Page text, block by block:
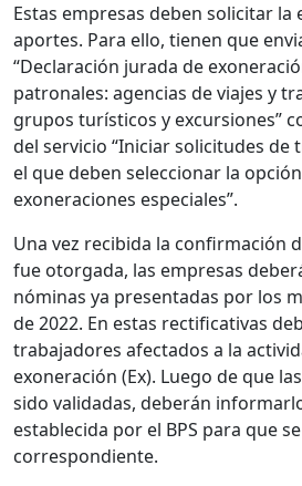
Estas empresas deben solicitar la
aportes. Para ello, tienen que
“Declaración jurada de
patronales: agencias de viajes y
grupos turísticos y excursiones”
del servicio “Iniciar solicitudes de
el que deben seleccionar la
exoneraciones especiales”.
Una vez recibida la confirmación
fue otorgada, las empresas
nóminas ya presentadas por los
de 2022. En estas rectificativas
trabajadores afectados a la
exoneración (Ex). Luego de que
sido validadas, deberán
establecida por el BPS para que
correspondiente.